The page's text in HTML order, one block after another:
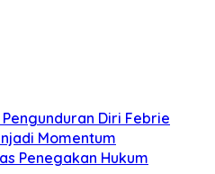
Pengunduran Diri Febrie
Momentum
Penegakan Hukum